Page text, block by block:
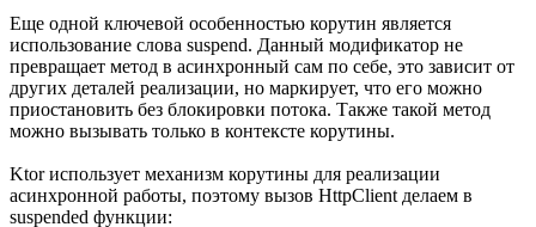
Еще одной ключевой особенностью корутин является
использование слова suspend. Данный модификатор не
превращает метод в асинхронный сам по себе, это зависит от
других деталей реализации, но маркирует, что его можно
приостановить без блокировки потока. Также такой метод
можно вызывать только в контексте корутины.
Ktor использует механизм корутины для реализации
асинхронной работы, поэтому вызов HttpClient делаем в
suspended функции: